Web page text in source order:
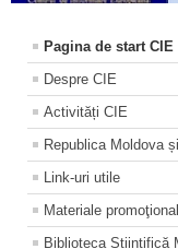
Pagina de start CIE
Despre CIE
Activități CIE
Republica Moldova
Link-uri utile
Materiale
Biblioteca Științifică